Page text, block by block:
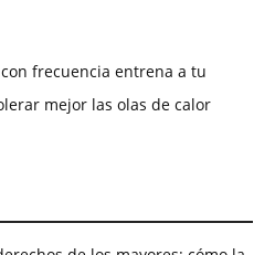
frecuencia entrena a tu
mejor las olas de calor